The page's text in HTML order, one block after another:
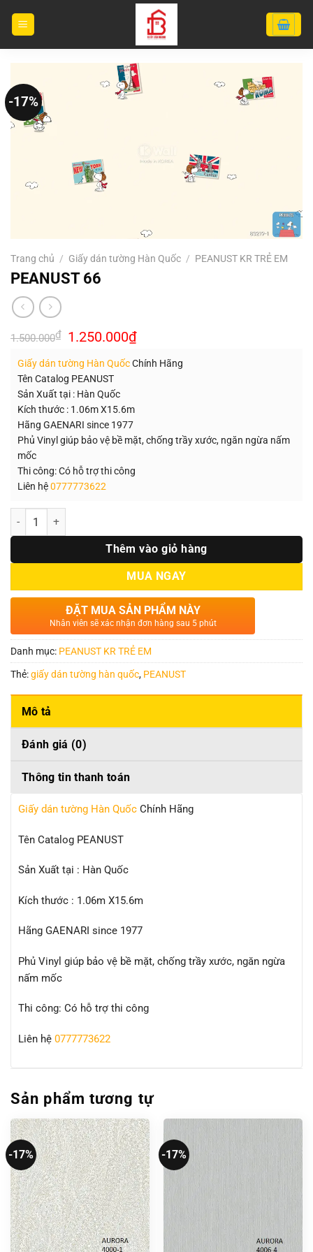
-17%
Trang chủ / Giấy dán tường Hàn Quốc / PEANUST KR TRẺ EM
PEANUST 66
1.500.000₫ Giá
gốc
1.500.000₫.
1.250.000₫Giá
hiện
là:
Giấy dán tường Hàn QuốcChính Hãng
Tên Catalog PEANUST
Sản Xuất tại : Hàn Quốc
Kích thước : 1.06m X15.6m
Hãng GAENARI since 1977
Phủ Vinyl giúp bảo vệ bề mặt, chống trầy xước, ngăn ngừa nấm
mốc
Thi công: Có hỗ trợ thi công
Liên hệ0777773622
Số lượng
Thêm vào giỏ hàng
MUA NGAY
ĐẶT MUA SẢN PHẨM NÀY
Nhân viên sẽ xác nhận đơn hàng sau 5 phút
Danh mục: PEANUST KR TRẺ EM
Thẻ:giấy dán tường hàn quốc, PEANUST
Mô tả
Đánh giá (0)
Thông tin thanh toán
Giấy dán tường Hàn Quốc Chính Hãng
Tên Catalog PEANUST
Sản Xuất tại : Hàn Quốc
Kích thước : 1.06m X15.6m
Hãng GAENARI since 1977
Phủ Vinyl giúp bảo vệ bề mặt, chống trầy xước, ngăn ngừa
nấm mốc
Thi công: Có hỗ trợ thi công
Liên hệ 0777773622
Sản phẩm tương tự
-17% -17%